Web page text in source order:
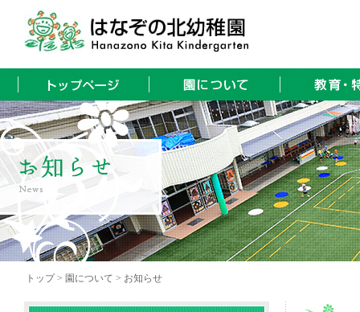
トップ > 園について > お知らせ